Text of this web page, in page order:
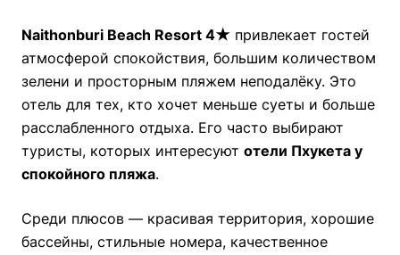
Naithonburi Beach Resort 4★ привлекает гостей
атмосферой спокойствия, большим количеством
зелени и просторным пляжем неподалёку. Это
отель для тех, кто хочет меньше суеты и больше
расслабленного отдыха. Его часто выбирают
туристы, которых интересуют отели Пхукета у
спокойного пляжа.
Среди плюсов — красивая территория, хорошие
бассейны, стильные номера, качественное